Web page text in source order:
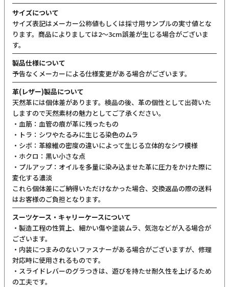
サイズについて
サイズ表記はメーカー公称値もしくは採寸用サンプルの実寸値とな
ります。商品によりましては2〜3cm誤差が生じる場合がございま
す。
製品仕様について
予告なくメーカーによる仕様変更がある場合がございます。
革(レザー)製品について
天然革には個体差があります。検品の後、革の個性として出荷いた
しますので天然素材の魅力としてご了承ください。
・血筋：血管の痕が革に残ったもの
・トラ：シワやたるみに生じる染色のムラ
・シボ：革線維の密度の違いによって生じる立体的なシワ模様
・ホクロ：黒い小さな点
・プルアップ：オイルを多量に染み込ませた革に圧力をかけた際に
変化する濃淡
これら個体差にご納得いただけなかった場合、交換返品の際の送料
はお客様のご負担となります。
スーツケース・キャリーケースについて
・製造工程の性質上、細かい傷や塗装ムラ、気泡などが入る場合が
ございます。
・内装につまみのないファスナーがある場合がございますが、修理
対応時に使用されるものです。
・スライドレバーのグラつきは、遊びを持たせ耐久性を上げるため
の工夫です。